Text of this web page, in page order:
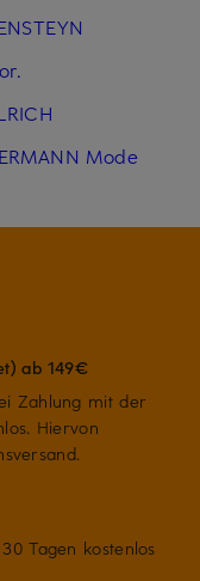
Mode
ab 149€
Zahlung mit der
Hiervon
Tagen kostenlos